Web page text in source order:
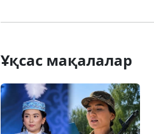
Ұқсас мақалалар